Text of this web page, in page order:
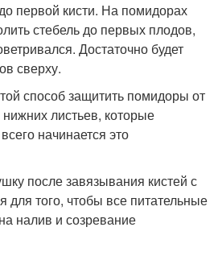
первой кисти. На помидорах
стебель до первых плодов,
Достаточно будет
сверху.
способ защитить помидоры от
листьев, которые
начинается это
после завязывания кистей с
для того, чтобы все питательные
налив и созревание